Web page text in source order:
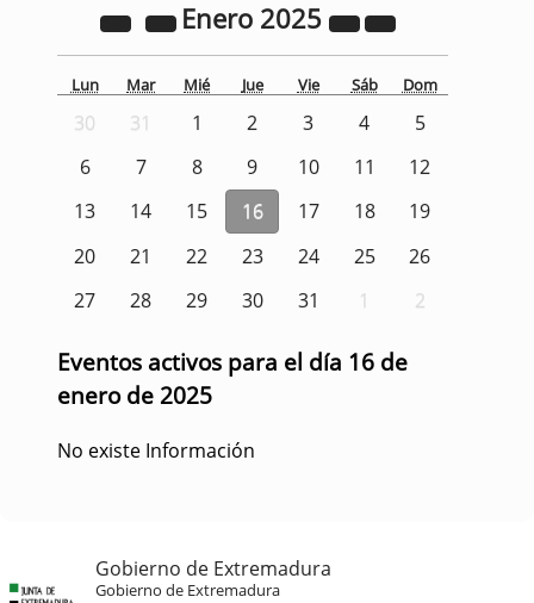
Enero 2025
Lun Mar Mié Jue Vie Sáb Dom
30 31 1 2 3 4
5
6
7 8 9 10 11
12
13
14 15 16 17 18
19
20
21 22 23 24 25
26
27
28 29 30 31 1 2
Eventos activos para el día 16 de
enero de 2025
No existe Información
Gobierno de Extremadura
Gobierno de Extremadura